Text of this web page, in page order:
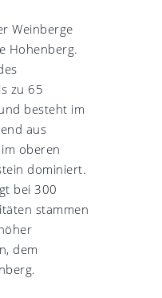
Weinberge
Hohenberg.
zu 65
besteht im
aus
oberen
dominiert.
bei 300
stammen
dem